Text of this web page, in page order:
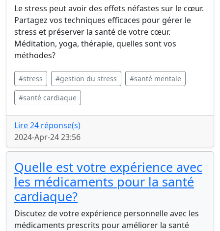
Le stress peut avoir des effets néfastes sur le cœur.
Partagez vos techniques efficaces pour gérer le
stress et préserver la santé de votre cœur.
Méditation, yoga, thérapie, quelles sont vos
méthodes?
#stress #gestion du stress #santé mentale
#santé cardiaque
Lire 24 réponse(s)
2024-Apr-24 23:56
Quelle est votre expérience avec
les médicaments pour la santé
cardiaque?
Discutez de votre expérience personnelle avec les
médicaments prescrits pour améliorer la santé